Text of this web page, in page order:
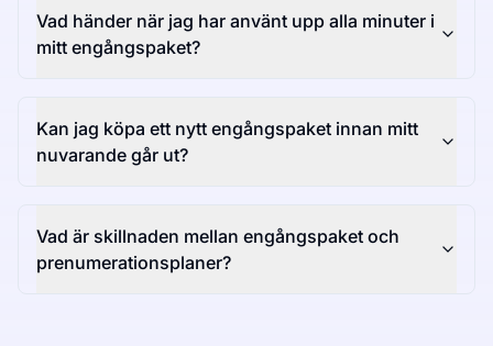
Vad händer när jag har använt upp alla minuter i
mitt engångspaket?
Kan jag köpa ett nytt engångspaket innan mitt
nuvarande går ut?
Vad är skillnaden mellan engångspaket och
prenumerationsplaner?